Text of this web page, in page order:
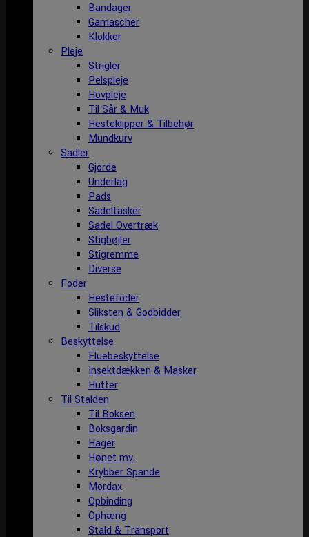
Bandager
Gamascher
Klokker
Pleje
Strigler
Pelspleje
Hovpleje
Til Sår & Muk
Hesteklipper & Tilbehør
Mundkurv
Sadler
Gjorde
Underlag
Pads
Sadeltasker
Sadel Overtræk
Stigbøjler
Stigremme
Diverse
Foder
Hestefoder
Sliksten & Godbidder
Tilskud
Beskyttelse
Fluebeskyttelse
Insektdækken & Masker
Hutter
Til Stalden
Til Boksen
Boksgardin
Hager
Hønet mv.
Krybber Spande
Mordax
Opbinding
Ophæng
Stald & Transport